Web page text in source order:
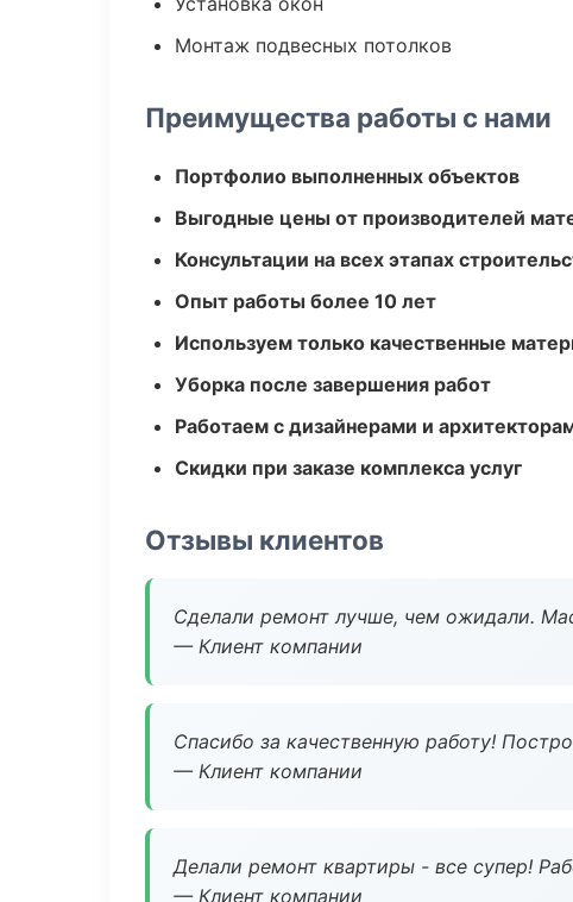
Монтаж подвесных потолков
Преимущества работы с нами
Портфолио выполненных объектов
Выгодные цены от производителей
Консультации на всех этапах
Опыт работы более 10 лет
Используем только качественные
Уборка после завершения работ
Работаем с дизайнерами и
Скидки при заказе комплекса услуг
Отзывы клиентов
Сделали ремонт лучше, чем ожидали.
— Клиент компании
Спасибо за качественную работу!
— Клиент компании
Делали ремонт квартиры - все супер!
— Клиент компании